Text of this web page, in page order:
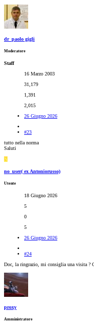
dr_paolo gigli
Moderatore
Staff
16 Marzo 2003
31,179
1,391
2,015
26 Giugno 2026
#23
tutto nella norma
Saluti
N
no_user( ex Antoniorusso)
Utente
18 Giugno 2026
5
0
5
26 Giugno 2026
#24
Doc, la ringrazio, mi consiglia una visita ?
proxy
Amministratore